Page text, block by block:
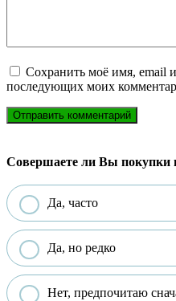
Сохранить моё имя, email и
последующих моих
Совершаете ли Вы покупки
Да, часто
Да, но редко
Нет, предпочитаю